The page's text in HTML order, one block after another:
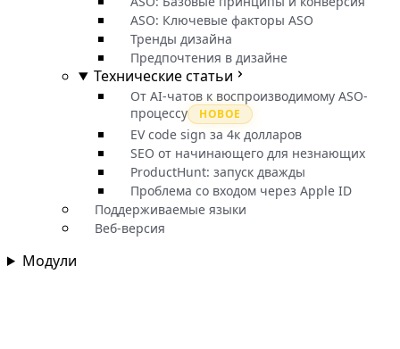
ASO: Ключевые факторы ASO
Тренды дизайна
Предпочтения в дизайне
Технические статьи
От AI-чатов к воспроизводимому ASO-
процессу
НОВОЕ
EV code sign за 4к долларов
SEO от начинающего для незнающих
ProductHunt: запуск дважды
Проблема со входом через Apple ID
Поддерживаемые языки
Веб-версия
Модули